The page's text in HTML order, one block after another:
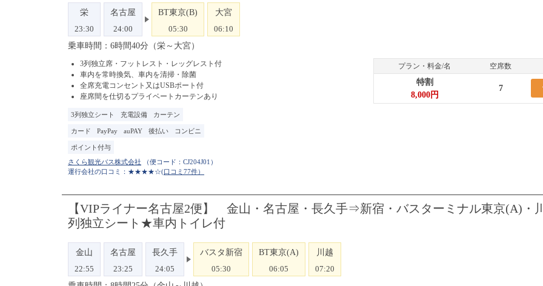
（便コード： CJ204J01 ）
運行会社の口コミ：★★★★☆(口コミ77件）
栄
23:30
名古屋
24:00
BT東京(B)
05:30
大宮
06:10
乗車時間：6時間40分（栄～大宮）
3列独立シート 充電設備 カーテン
3列独立席・フットレスト・レッグレスト付
車内を常時換気、車内を清掃・除菌
全席充電コンセント又はUSBポート付
座席間を仕切るプライベートカーテンあり
カード PayPay auPAY 後払い コンビニ
ポイント付与
プラン・料金/名 空席数
特割
8,000円
7
【VIPライナー名古屋2便】 金山・名古屋・長久手⇒新宿・バスターミナル東京(A)
列独立シート★車内トイレ付
金山
22:55
名古屋
23:25
長久手
24:05
バスタ新宿
05:30
BT東京(A)
06:05
川越
07:20